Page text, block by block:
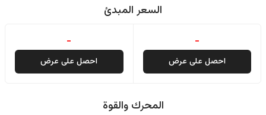
السعر المبدئ
-
احصل على عرض
-
احصل على عرض
المحرك والقوة